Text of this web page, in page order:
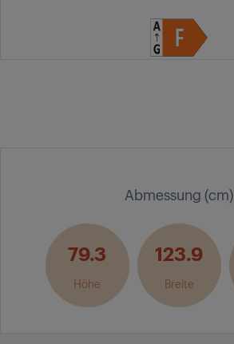
Abmessung (cm)
79.3
Höhe
123.9
Breite